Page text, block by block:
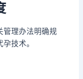
管理办法明确规
技术。